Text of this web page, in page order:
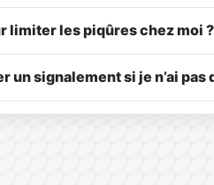
limiter les piqûres chez moi ?
un signalement si je n’ai pas